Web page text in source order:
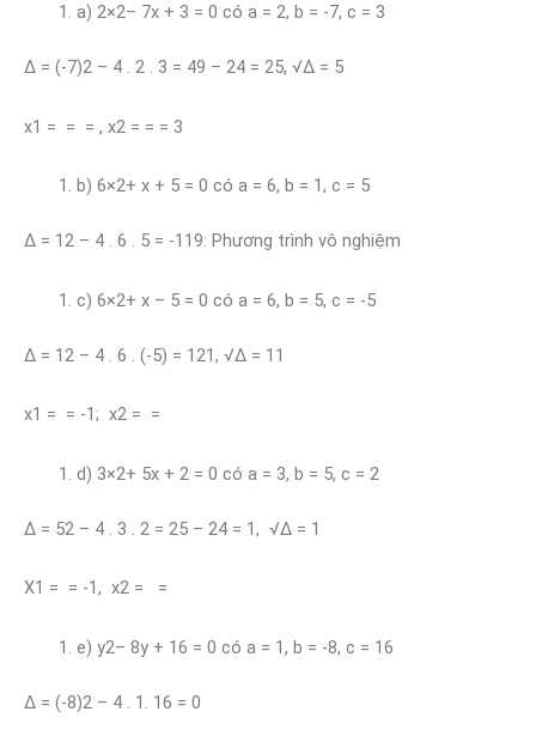
a) 2×2– 7x + 3 = 0 có a = 2, b = -7, c = 3
∆ = (-7)2 – 4 . 2 . 3 = 49 – 24 = 25, √∆ = 5
x1 = = = , x2 = = = 3
b) 6×2+ x + 5 = 0 có a = 6, b = 1, c = 5
∆ = 12 – 4 . 6 . 5 = -119: Phương trình vô nghiệm
c) 6×2+ x – 5 = 0 có a = 6, b = 5, c = -5
∆ = 12 – 4 . 6 . (-5) = 121, √∆ = 11
x1 = = -1; x2 = =
d) 3×2+ 5x + 2 = 0 có a = 3, b = 5, c = 2
∆ = 52 – 4 . 3 . 2 = 25 – 24 = 1, √∆ = 1
X1 = = -1, x2 = =
e) y2– 8y + 16 = 0 có a = 1, b = -8, c = 16
∆ = (-8)2 – 4 . 1. 16 = 0